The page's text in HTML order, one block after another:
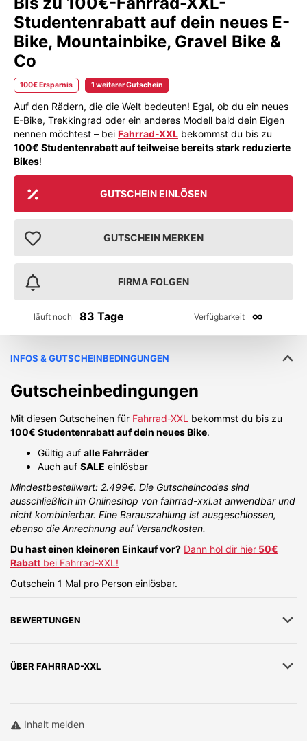
Studentenrabatt auf dein neues E-
Bike, Mountainbike, Gravel Bike &
Co
100€ Ersparnis 1 weiterer Gutschein
Auf den Rädern, die die Welt bedeuten! Egal, ob du ein neues
E-Bike, Trekkingrad oder ein anderes Modell bald dein Eigen
nennen möchtest – bei Fahrrad-XXL bekommst du bis zu
100€ Studentenrabatt auf teilweise bereits stark reduzierte
Bikes!
GUTSCHEIN EINLÖSEN
GUTSCHEIN MERKEN
FIRMA FOLGEN
läuft noch 83 Tage Verfügbarkeit ∞
INFOS & GUTSCHEINBEDINGUNGEN
Gutscheinbedingungen
Mit diesen Gutscheinen für Fahrrad-XXL bekommst du bis zu
100€ Studentenrabatt auf dein neues Bike.
Gültig auf alle Fahrräder
Auch auf SALE einlösbar
Mindestbestellwert: 2.499€. Die Gutscheincodes sind
ausschließlich im Onlineshop von fahrrad-xxl.at anwendbar und
nicht kombinierbar. Eine Barauszahlung ist ausgeschlossen,
ebenso die Anrechnung auf Versandkosten.
Du hast einen kleineren Einkauf vor? Dann hol dir hier 50€
Rabatt bei Fahrrad-XXL!
Gutschein 1 Mal pro Person einlösbar.
BEWERTUNGEN
ÜBER FAHRRAD-XXL
Inhalt melden